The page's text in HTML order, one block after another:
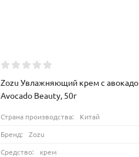
Zozu Увлажняющий крем с авокадо
Avocado Beauty, 50г
Страна производства:
Китай
Бренд:
Zozu
Средство:
крем